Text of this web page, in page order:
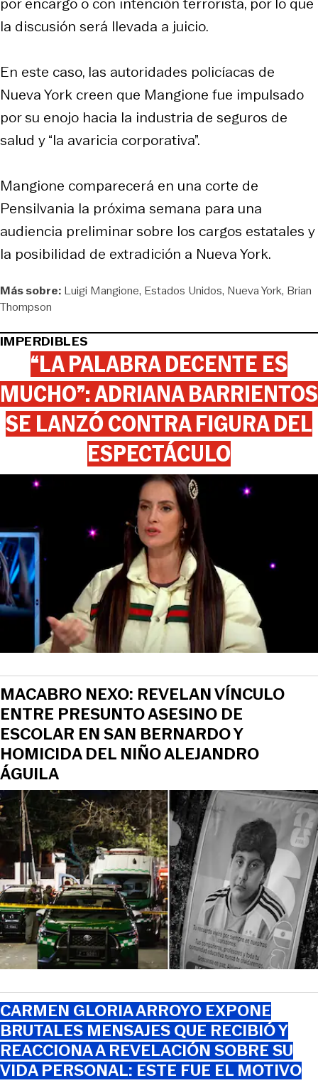
la discusión será llevada a juicio.
En este caso, las autoridades policíacas de
Nueva York creen que Mangione fue impulsado
por su enojo hacia la industria de seguros de
salud y “la avaricia corporativa”.
Mangione comparecerá en una corte de
Pensilvania la próxima semana para una
audiencia preliminar sobre los cargos estatales y
la posibilidad de extradición a Nueva York.
Más sobre: Luigi Mangione Estados Unidos Nueva York Brian
Thompson
IMPERDIBLES
“LA PALABRA DECENTE ES
MUCHO”: ADRIANA BARRIENTOS
SE LANZÓ CONTRA FIGURA DEL
ESPECTÁCULO
MACABRO NEXO: REVELAN VÍNCULO
ENTRE PRESUNTO ASESINO DE
ESCOLAR EN SAN BERNARDO Y
HOMICIDA DEL NIÑO ALEJANDRO
ÁGUILA
CARMEN GLORIA ARROYO EXPONE
BRUTALES MENSAJES QUE RECIBIÓ Y
REACCIONA A REVELACIÓN SOBRE SU
VIDA PERSONAL: ESTE FUE EL MOTIVO